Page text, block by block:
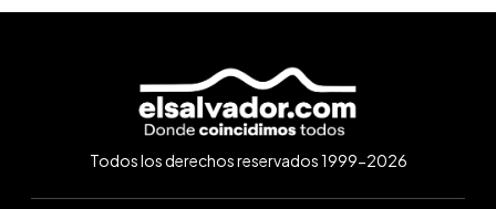
Todos los derechos reservados 1999-2026